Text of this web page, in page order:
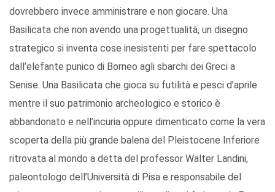
dovrebbero invece amministrare e non giocare. Una
Basilicata che non avendo una progettualità, un disegno
strategico si inventa cose inesistenti per fare spettacolo
dall’elefante punico di Borneo agli sbarchi dei Greci a
Senise. Una Basilicata che gioca su futilità e pesci d’aprile
mentre il suo patrimonio archeologico e storico è
abbandonato e nell’incuria oppure dimenticato come la vera
scoperta della più grande balena del Pleistocene Inferiore
ritrovata al mondo a detta del professor Walter Landini,
paleontologo dell’Università di Pisa e responsabile del